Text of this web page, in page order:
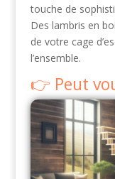
touche de
Des lambris en
de votre cage
l’ensemble.
Peut